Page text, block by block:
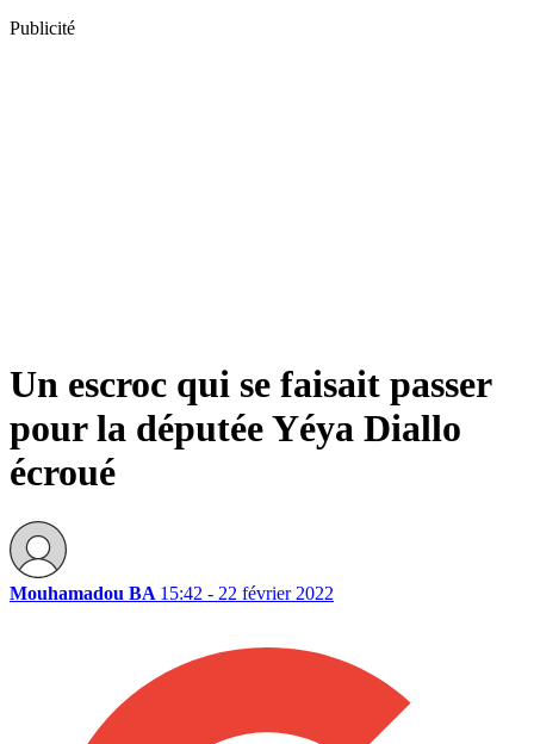
Publicité
Un escroc qui se faisait passer
pour la députée Yéya Diallo
écroué
Mouhamadou BA 15:42 - 22 février 2022